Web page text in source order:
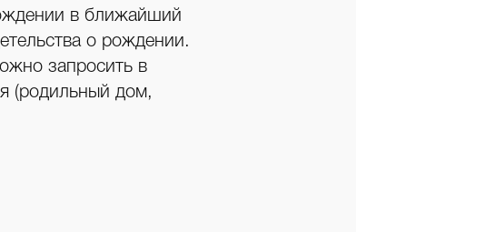
в ближайший
о рождении.
запросить в
(родильный дом,